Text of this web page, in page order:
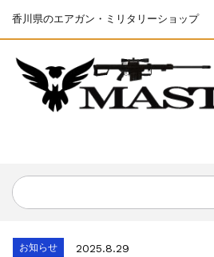
香川県のエアガン・ミリタリーショップ
S&T SKS-45 調整...
お知らせ
2025.11.27
お知らせ
2025.8.29